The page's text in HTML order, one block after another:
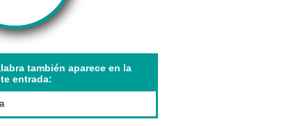
también aparece en la
entrada: